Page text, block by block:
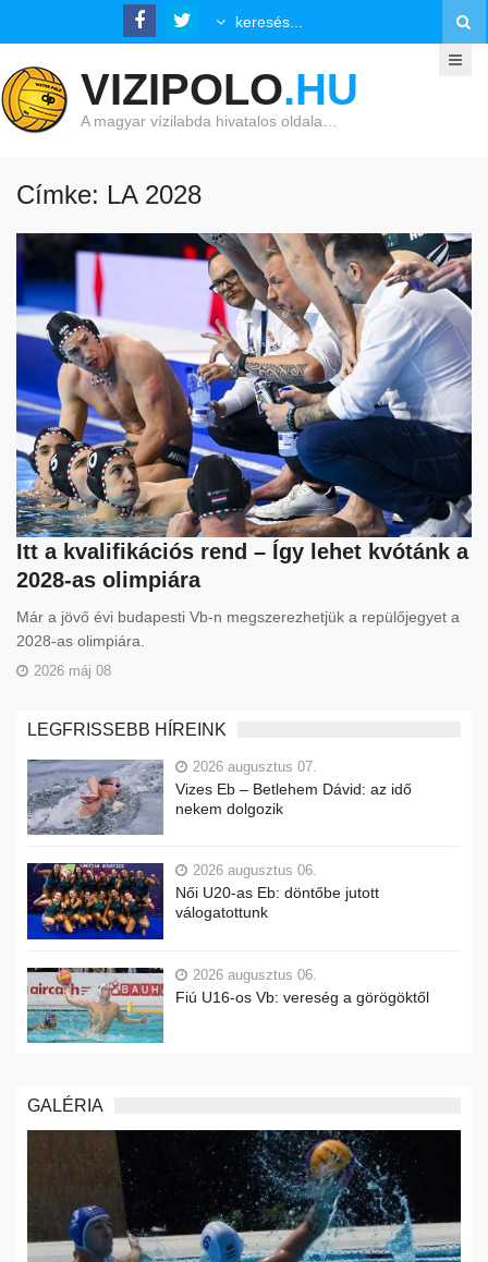
VIZIPOLO.HU
A magyar vízilabda hivatalos oldala…
Címke: LA 2028
Itt a kvalifikációs rend – Így lehet kvótánk a
2028-as olimpiára
Már a jövő évi budapesti Vb-n megszerezhetjük a repülőjegyet a
2028-as olimpiára.
2026 máj 08
LEGFRISSEBB HÍREINK
2026 augusztus 07.
Vizes Eb – Betlehem Dávid: az idő
nekem dolgozik
2026 augusztus 06.
Női U20-as Eb: döntőbe jutott
válogatottunk
2026 augusztus 06.
Fiú U16-os Vb: vereség a görögöktől
GALÉRIA